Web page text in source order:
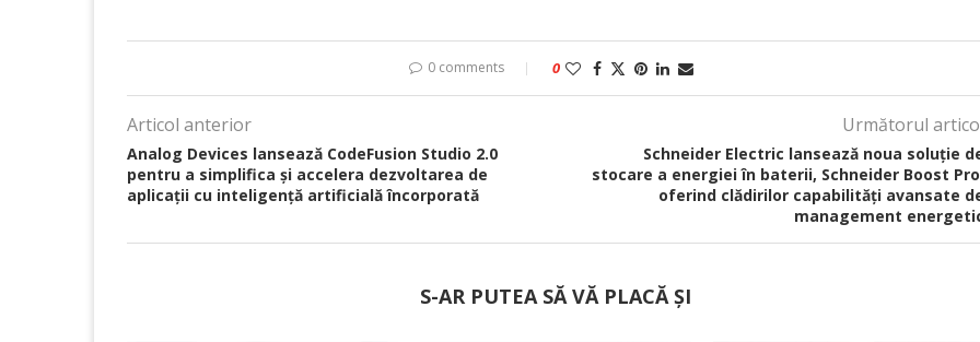
0 comments 0
Articol anterior
Analog Devices lansează CodeFusion Studio 2.0
pentru a simplifica și accelera dezvoltarea de
aplicații cu inteligență artificială încorporată
Următorul
Schneider Electric lansează noua soluție
stocare a energiei în baterii, Schneider Boost
oferind clădirilor capabilități avansate
management
S-AR PUTEA SĂ VĂ PLACĂ ȘI